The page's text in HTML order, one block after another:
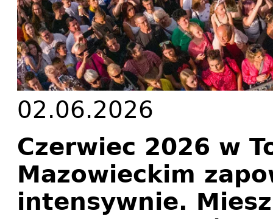
02.06.2026
Czerwiec 2026 w
Mazowieckim
intensywnie.